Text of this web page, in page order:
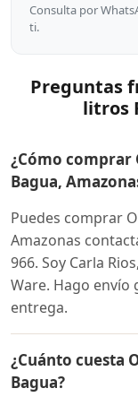
Consulta por
ti.
Preguntas
litros
¿Cómo comprar
Bagua,
Puedes comprar
Amazonas
966. Soy Carla
Ware. Hago envío
entrega.
¿Cuánto cuesta
Bagua?